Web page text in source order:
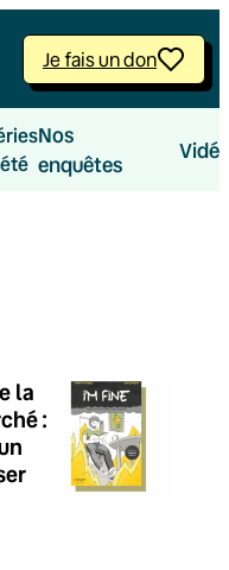
Je fais un don
Nos
enquêtes
la
: